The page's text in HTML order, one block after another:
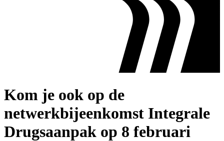
Kom je ook op de
netwerkbijeenkomst Integrale
Drugsaanpak op 8 februari